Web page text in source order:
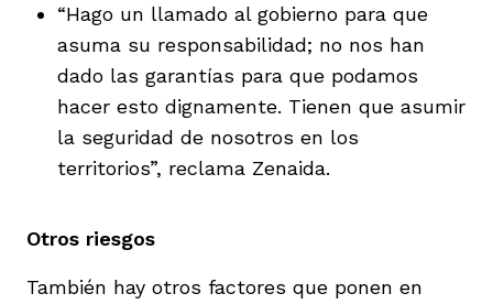
“Hago un llamado al gobierno para que
asuma su responsabilidad; no nos han
dado las garantías para que podamos
hacer esto dignamente. Tienen que asumir
la seguridad de nosotros en los
territorios”, reclama Zenaida.
Otros riesgos
También hay otros factores que ponen en